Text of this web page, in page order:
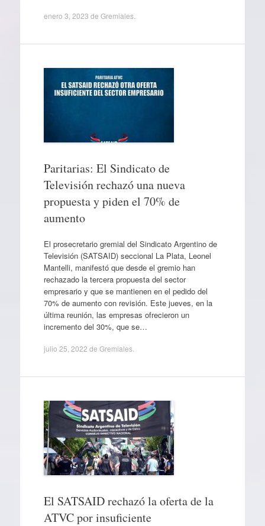
enero 3, 2023 de Gremiales.
Paritarias: El Sindicato de
Televisión rechazó una nueva
propuesta y piden el 70% de
aumento
El prosecretario gremial del Sindicato Argentino de
Televisión (SATSAID) seccional La Plata, Leonel
Mantelli, manifestó que desde el gremio han
rechazado la tercera propuesta del sector
empresario y que se mantienen en el pedido del
70% de aumento con revisión. Este jueves, en la
última reunión, las empresas ofrecieron un
incremento del 30%, que se…
julio 25, 2022 de Gremiales.
El SATSAID rechazó la oferta de la
ATVC por insuficiente